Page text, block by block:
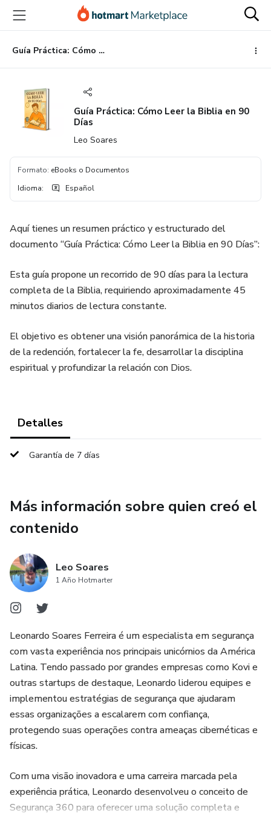
principal
página
de
página
Guía Práctica: Cómo Leer la Biblia en 90 Días
Guía Práctica: Cómo Leer la Biblia en 90
Días
Leo Soares
Formato: eBooks o Documentos
Idioma: Español
Aquí tienes un resumen práctico y estructurado del
documento “Guía Práctica: Cómo Leer la Biblia en 90 Días”:
Esta guía propone un recorrido de 90 días para la lectura
completa de la Biblia, requiriendo aproximadamente 45
minutos diarios de lectura constante.
El objetivo es obtener una visión panorámica de la historia
de la redención, fortalecer la fe, desarrollar la disciplina
espiritual y profundizar la relación con Dios.
Detalles
Garantía de 7 días
Más información sobre quien creó el
contenido
Leo Soares
1 Año Hotmarter
Leonardo Soares Ferreira é um especialista em segurança
com vasta experiência nos principais unicórnios da América
Latina. Tendo passado por grandes empresas como Kovi e
outras startups de destaque, Leonardo liderou equipes e
implementou estratégias de segurança que ajudaram
essas organizações a escalarem com confiança,
protegendo suas operações contra ameaças cibernéticas e
físicas.
Com uma visão inovadora e uma carreira marcada pela
experiência prática, Leonardo desenvolveu o conceito de
Segurança 360 para oferecer uma solução completa e